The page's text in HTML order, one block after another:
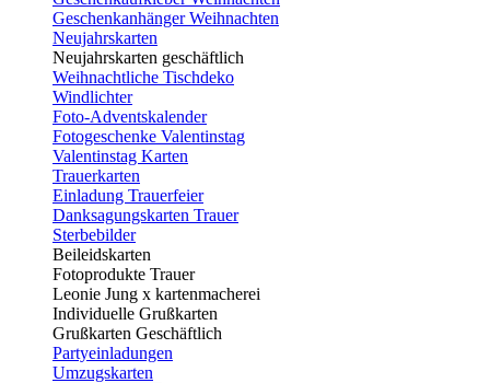
Geschenkanhänger Weihnachten
Neujahrskarten
Neujahrskarten geschäftlich
Weihnachtliche Tischdeko
Windlichter
Foto-Adventskalender
Fotogeschenke Valentinstag
Valentinstag Karten
Trauerkarten
Einladung Trauerfeier
Danksagungskarten Trauer
Sterbebilder
Beileidskarten
Fotoprodukte Trauer
Leonie Jung x kartenmacherei
Individuelle Grußkarten
Grußkarten Geschäftlich
Partyeinladungen
Umzugskarten